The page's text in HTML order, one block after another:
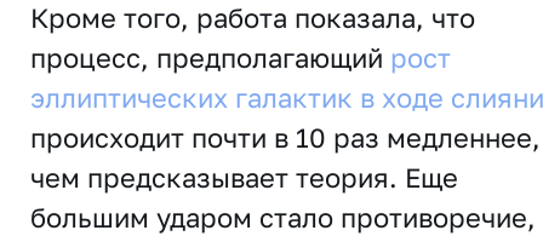
Кроме того, работа показала, что
процесс, предполагающий рост
эллиптических галактик в ходе
происходит почти в 10 раз медленнее,
чем предсказывает теория. Еще
большим ударом стало противоречие,